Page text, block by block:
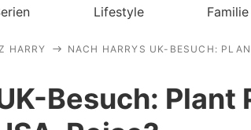
Royals
Filme & Serien
Lifestyle
HARRY NACH HARRYS UK-BESUCH:
Besuch: Plant